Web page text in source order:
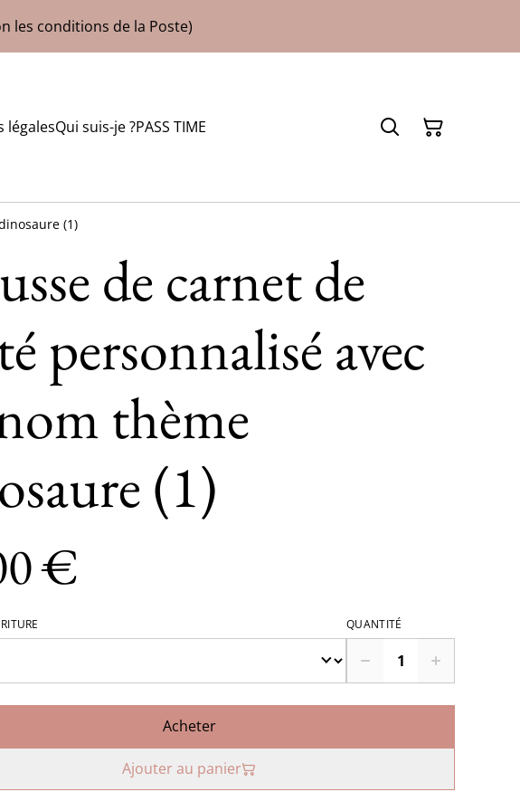
les conditions de la Poste)
légalesQui suis-je ?PASS TIME
(1)
de carnet de
personnalisé avec
thème
(1)
€
QUANTITÉ
Acheter
Ajouter au panier